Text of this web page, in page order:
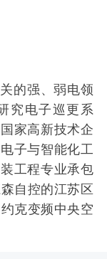
的强、弱电领
究电子巡更系
家高新技术企
子与智能化工
工程专业承包
自控的江苏区
克变频中央空